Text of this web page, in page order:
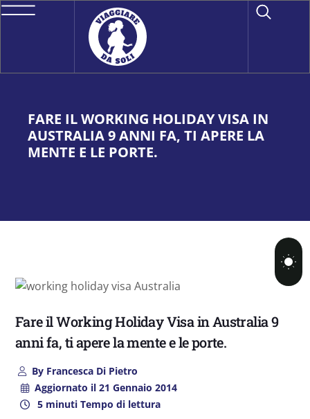
FARE IL WORKING HOLIDAY VISA IN
AUSTRALIA 9 ANNI FA, TI APERE LA
MENTE E LE PORTE.
Fare il Working Holiday Visa in Australia 9
anni fa, ti apere la mente e le porte.
ByFrancesca Di Pietro
Aggiornato il21 Gennaio 2014
5 minuti Tempo di lettura